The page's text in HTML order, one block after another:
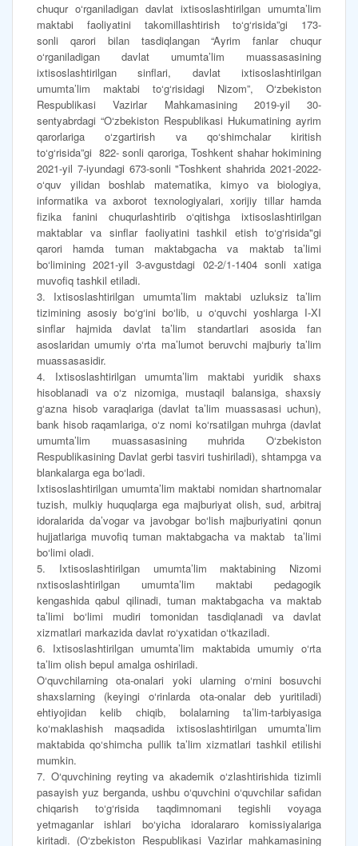
chuqur o‘rganiladigan davlat ixtisoslashtirilgan umumta’lim
maktabi faoliyatini takomillashtirish to‘g‘risida”gi 173-
sonli qarori bilan tasdiqlangan “Ayrim fanlar chuqur
o‘rganiladigan davlat umumta’lim muassasasining
ixtisoslashtirilgan sinflari, davlat ixtisoslashtirilgan
umumta’lim maktabi to‘g‘risidagi Nizom”, O‘zbekiston
Respublikasi Vazirlar Mahkamasining 2019-yil 30-
sentyabrdagi “O‘zbekiston Respublikasi Hukumatining ayrim
qarorlariga o‘zgartirish va qo‘shimchalar kiritish
to‘g‘risida”gi 822- sonli qaroriga, Toshkent shahar hokimining
2021-yil 7-iyundagi 673-sonli "Toshkent shahrida 2021-2022-
o‘quv yilidan boshlab matematika, kimyo va biologiya,
informatika va axborot texnologiyalari, xorijiy tillar hamda
fizika fanini chuqurlashtirib o‘qitishga ixtisoslashtirilgan
maktablar va sinflar faoliyatini tashkil etish to‘g‘risida"gi
qarori hamda tuman maktabgacha va maktab ta’limi
bo‘limining 2021-yil 3-avgustdagi 02-2/1-1404 sonli xatiga
muvofiq tashkil etiladi.
3. Ixtisoslashtirilgan umumta’lim maktabi uzluksiz ta’lim
tizimining asosiy bo‘g‘ini bo‘lib, u o‘quvchi yoshlarga I-XI
sinflar hajmida davlat ta’lim standartlari asosida fan
asoslaridan umumiy o‘rta ma’lumot beruvchi majburiy ta’lim
muassasasidir.
4. Ixtisoslashtirilgan umumta’lim maktabi yuridik shaxs
hisoblanadi va o‘z nizomiga, mustaqil balansiga, shaxsiy
g‘azna hisob varaqlariga (davlat ta’lim muassasasi uchun),
bank hisob raqamlariga, o‘z nomi ko‘rsatilgan muhrga (davlat
umumta’lim muassasasining muhrida O‘zbekiston
Respublikasining Davlat gerbi tasviri tushiriladi), shtampga va
blankalarga ega bo‘ladi.
Ixtisoslashtirilgan umumta’lim maktabi nomidan shartnomalar
tuzish, mulkiy huquqlarga ega majburiyat olish, sud, arbitraj
idoralarida da’vogar va javobgar bo‘lish majburiyatini qonun
hujjatlariga muvofiq tuman maktabgacha va maktab ta’limi
bo‘limi oladi.
5. Ixtisoslashtirilgan umumta’lim maktabining Nizomi
nxtisoslashtirilgan umumta’lim maktabi pedagogik
kengashida qabul qilinadi, tuman maktabgacha va maktab
ta’limi bo‘limi mudiri tomonidan tasdiqlanadi va davlat
xizmatlari markazida davlat ro‘yxatidan o‘tkaziladi.
6. Ixtisoslashtirilgan umumta’lim maktabida umumiy o‘rta
ta’lim olish bepul amalga oshiriladi.
O‘quvchilarning ota-onalari yoki ularning o‘rnini bosuvchi
shaxslarning (keyingi o‘rinlarda ota-onalar deb yuritiladi)
ehtiyojidan kelib chiqib, bolalarning ta’lim-tarbiyasiga
ko‘maklashish maqsadida ixtisoslashtirilgan umumta’lim
maktabida qo‘shimcha pullik ta’lim xizmatlari tashkil etilishi
mumkin.
7. O‘quvchining reyting va akademik o‘zlashtirishida tizimli
pasayish yuz berganda, ushbu o‘quvchini o‘quvchilar safidan
chiqarish to‘g‘risida taqdimnomani tegishli voyaga
yetmaganlar ishlari bo‘yicha idoralararo komissiyalariga
kiritadi. (O‘zbekiston Respublikasi Vazirlar mahkamasining